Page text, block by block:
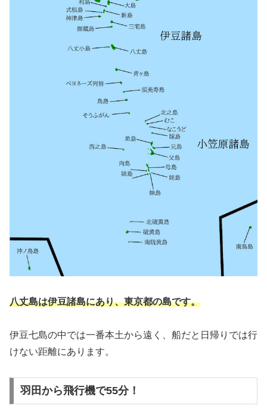
八丈島は伊豆諸島にあり、東京都の島です。
伊豆七島の中では一番本土から遠く、船だと日帰りでは行
けない距離にあります。
羽田から飛行機で55分！